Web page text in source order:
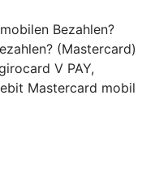
Bezahlen?
(Mastercard)
V PAY,
Mastercard mobil